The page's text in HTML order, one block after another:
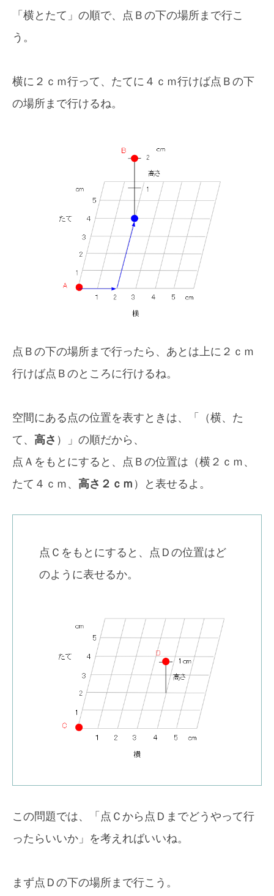
「横とたて」の順で、点Ｂの下の場所まで行こ
う。
横に２ｃｍ行って、たてに４ｃｍ行けば点Ｂの下
の場所まで行けるね。
点Ｂの下の場所まで行ったら、あとは上に２ｃｍ
行けば点Ｂのところに行けるね。
空間にある点の位置を表すときは、「（横、た
て、 高さ ）」の順だから、
点Ａをもとにすると、点Ｂの位置は（横２ｃｍ、
たて４ｃｍ、 高さ２ｃｍ ）と表せるよ。
点Ｃをもとにすると、点Ｄの位置はど
のように表せるか。
この問題では、「点Ｃから点Ｄまでどうやって行
ったらいいか」を考えればいいね。
まず点Ｄの下の場所まで行こう。